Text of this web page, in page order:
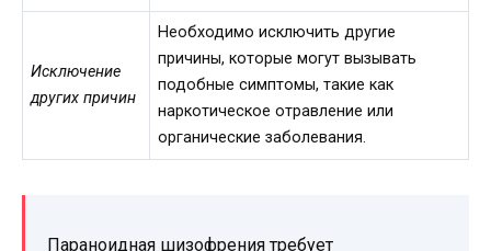
Исключение
других причин
Необходимо исключить другие
причины, которые могут вызывать
подобные симптомы, такие как
наркотическое отравление или
органические заболевания.
Параноидная шизофрения требует